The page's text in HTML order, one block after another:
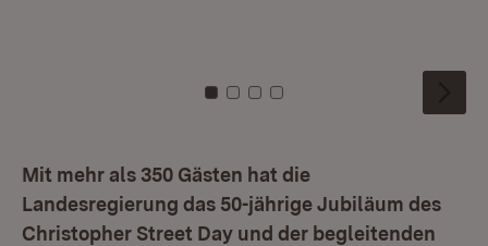
Zu Kachel: 0
Zu Kachel: 1
Zu Kachel: 2
Zu Kachel: 3
Mit mehr als 350 Gästen hat die
Landesregierung das 50-jährige Jubiläum des
Christopher Street Day und der begleitenden